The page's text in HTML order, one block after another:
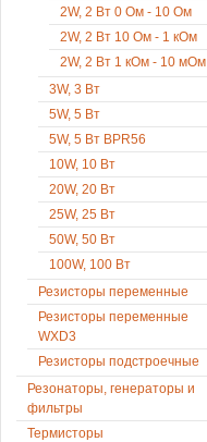
2W, 2 Вт 0 Ом - 10 Ом
2W, 2 Вт 10 Ом - 1 кОм
2W, 2 Вт 1 кОм - 10 мОм
3W, 3 Вт
5W, 5 Вт
5W, 5 Вт BPR56
10W, 10 Вт
20W, 20 Вт
25W, 25 Вт
50W, 50 Вт
100W, 100 Вт
Резисторы переменные
Резисторы переменные
WXD3
Резисторы подстроечные
Резонаторы, генераторы и
фильтры
Термисторы